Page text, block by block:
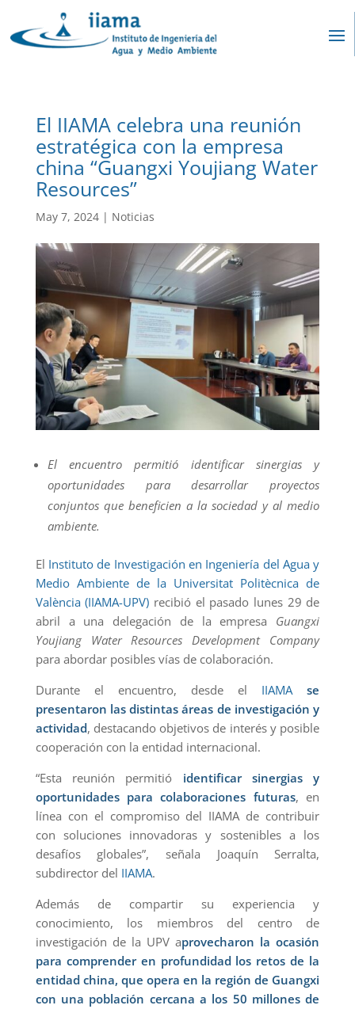
El IIAMA celebra una reunión
estratégica con la empresa
china “Guangxi Youjiang Water
Resources”
May 7, 2024| Noticias
El encuentro permitió identificar sinergias y
oportunidades para desarrollar proyectos
conjuntos que beneficien a la sociedad y al medio
ambiente.
El Instituto de Investigación en Ingeniería del Agua y
Medio Ambiente de la Universitat Politècnica de
València (IIAMA-UPV) recibió el pasado lunes 29 de
abril a una delegación de la empresa Guangxi
Youjiang Water Resources Development Company
para abordar posibles vías de colaboración.
Durante el encuentro, desde el IIAMA
se
presentaron las distintas áreas de investigación y
actividad, destacando objetivos de interés y posible
cooperación con la entidad internacional.
“Esta reunión permitió identificar sinergias y
oportunidades para colaboraciones futuras, en
línea con el compromiso del IIAMA de contribuir
con soluciones innovadoras y sostenibles a los
desafíos globales”, señala Joaquín Serralta,
subdirector del IIAMA.
Además de compartir su experiencia y
conocimiento, los miembros del centro de
investigación de la UPV aprovecharon la ocasión
para comprender en profundidad los retos de la
entidad china, que opera en la región de Guangxi
con una población cercana a los 50 millones de